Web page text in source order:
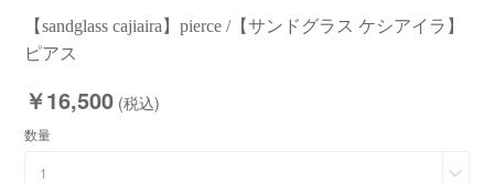
【sandglass cajiaira】pierce /【サンドグラス ケシアイラ】
ピアス
￥16,500 (税込)
数量
1